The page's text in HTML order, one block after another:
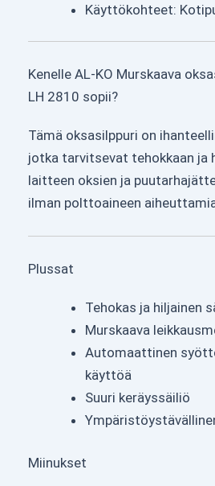
Käyttökohteet:
Kenelle AL-KO Murskaava
LH 2810 sopii?
Tämä oksasilppuri on
jotka tarvitsevat tehokkaan ja
laitteen oksien ja
ilman polttoaineen
Plussat
Tehokas ja hiljainen
Murskaava
Automaattinen
käyttöä
Suuri keräyssäiliö
Miinukset